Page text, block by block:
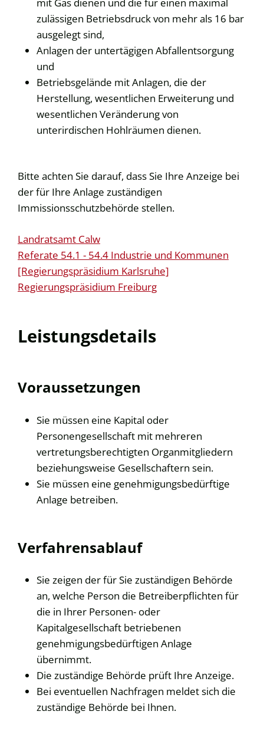
zulässigen Betriebsdruck von mehr als 16 bar
ausgelegt sind,
Anlagen der untertägigen Abfallentsorgung
und
Betriebsgelände mit Anlagen, die der
Herstellung, wesentlichen Erweiterung und
wesentlichen Veränderung von
unterirdischen Hohlräumen dienen.
Bitte achten Sie darauf, dass Sie Ihre Anzeige bei
der für Ihre Anlage zuständigen
Immissionsschutzbehörde stellen.
Landratsamt Calw
Referate 54.1 - 54.4 Industrie und Kommunen
[Regierungspräsidium Karlsruhe]
Regierungspräsidium Freiburg
Leistungsdetails
Voraussetzungen
Sie müssen eine Kapital oder
Personengesellschaft mit mehreren
vertretungsberechtigten Organmitgliedern
beziehungsweise Gesellschaftern sein.
Sie müssen eine genehmigungsbedürftige
Anlage betreiben.
Verfahrensablauf
Sie zeigen der für Sie zuständigen Behörde
an, welche Person die Betreiberpflichten für
die in Ihrer Personen- oder
Kapitalgesellschaft betriebenen
genehmigungsbedürftigen Anlage
übernimmt.
Die zuständige Behörde prüft Ihre Anzeige.
Bei eventuellen Nachfragen meldet sich die
zuständige Behörde bei Ihnen.